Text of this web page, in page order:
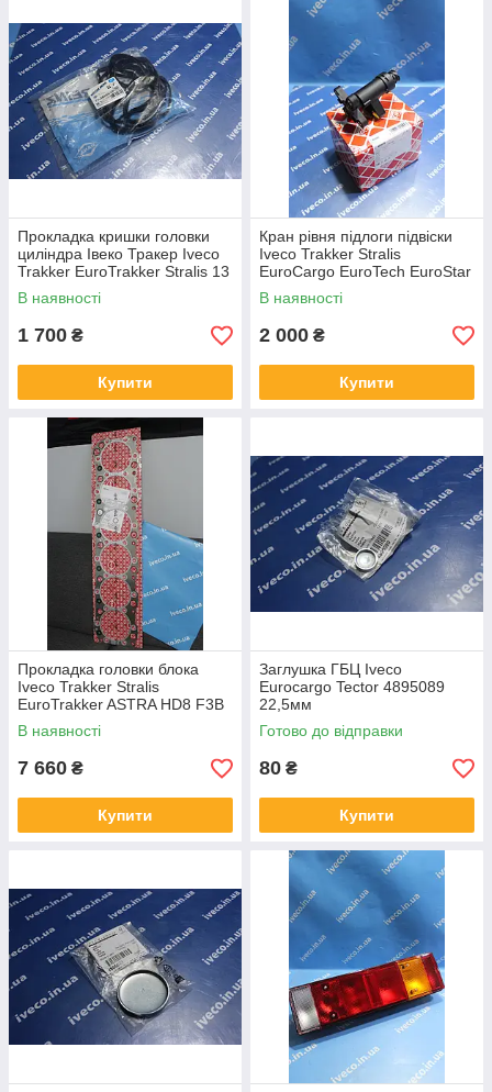
Прокладка кришки головки
циліндра Івеко Тракер Iveco
Trakker EuroTrakker Stralis 13
Cursor 500309014 71-36959-
00
В наявності
1 700 ₴
Купити
Кран рівня підлоги підвіски
Iveco Trakker Stralis
EuroCargo EuroTech EuroStar
4410501200 4410501230
41200708 FE45509
В наявності
2 000 ₴
Купити
Прокладка головки блока
Iveco Trakker Stralis
EuroTrakker ASTRA HD8 F3B
Cursor 13 500054690
504007514
В наявності
7 660 ₴
Купити
Заглушка ГБЦ Iveco
Eurocargo Tector 4895089
22,5мм
Готово до відправки
80 ₴
Купити